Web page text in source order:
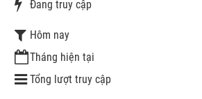
Đang truy cập
Hôm nay
Tháng hiện tại
Tổng lượt truy cập